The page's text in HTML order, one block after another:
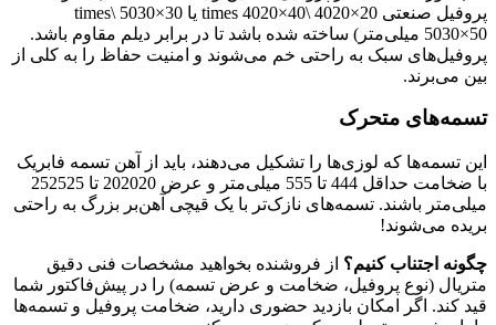
پروفیل صنعتی 20×4020 \times 4020×40 یا 30×5030 \times
5030×50 میلی‌متر) ساخته شده باشد تا در برابر دیلم مقاوم باشد.
پروفیل‌های سبک به راحتی خم می‌شوند و امنیت حفاظ را به کلی از
بین می‌برند.
تسمه‌های متحرک
این تسمه‌ها که لوزی‌ها را تشکیل می‌دهند، باید از آهن تسمه فابریک
با ضخامت حداقل 444 تا 555 میلی‌متر و عرض 202020 تا 252525
میلی‌متر باشند. تسمه‌های نازک‌تر با یک قیچی آهن‌بر بزرگ به راحتی
بریده می‌شوند!
چگونه اجتناب کنیم؟ از فروشنده بخواهید مشخصات فنی دقیق
متریال (نوع پروفیل، ضخامت و عرض تسمه) را در پیش‌فاکتور شما
قید کند. اگر امکان بازدید حضوری دارید، ضخامت پروفیل و تسمه‌ها